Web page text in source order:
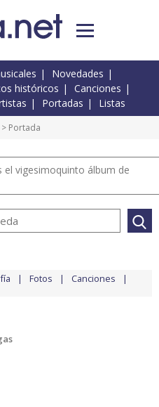
Novedades
históricos
Canciones
Portadas Listas
> Portada
el vigesimoquinto álbum de
Fotos Canciones